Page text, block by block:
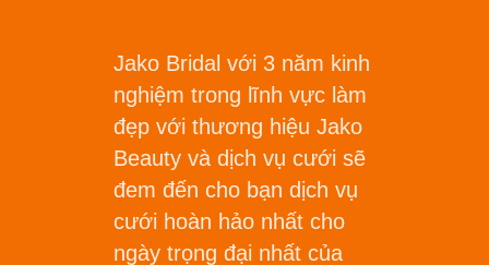
Jako Bridal với 3 năm kinh
nghiệm trong lĩnh vực làm
đẹp với thương hiệu Jako
Beauty và dịch vụ cưới sẽ
đem đến cho bạn dịch vụ
cưới hoàn hảo nhất cho
ngày trọng đại nhất của